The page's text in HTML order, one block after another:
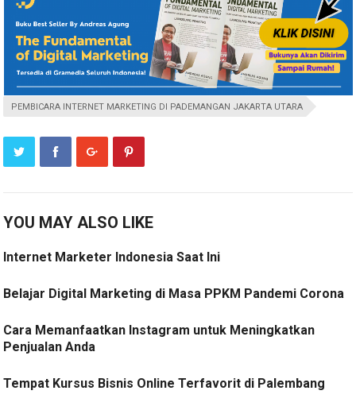
PEMBICARA INTERNET MARKETING DI PADEMANGAN JAKARTA UTARA
YOU MAY ALSO LIKE
Internet Marketer Indonesia Saat Ini
Belajar Digital Marketing di Masa PPKM Pandemi Corona
Cara Memanfaatkan Instagram untuk Meningkatkan
Penjualan Anda
Tempat Kursus Bisnis Online Terfavorit di Palembang